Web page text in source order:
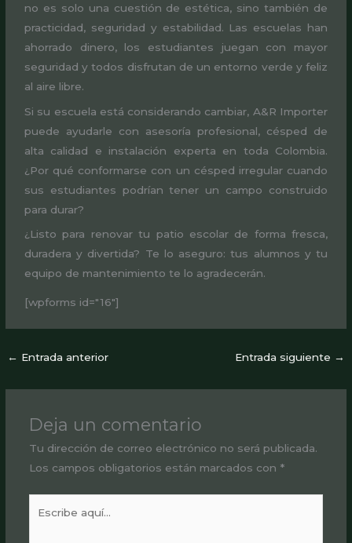
no es solo una cuestión de estética, sino también de
practicidad, seguridad y estabilidad. Las escuelas han
ahorrado dinero, los estudiantes juegan con mayor
seguridad y todos disfrutan de un entorno verde y feliz
al aire libre.
Si su escuela está considerando cambiar, A&R Importer
puede ayudarle con asesoría profesional, césped de
alta calidad e instalación experta en toda Colombia.
¿Por qué conformarse con un césped irregular cuando
sus estudiantes podrían tener un campo construido
para durar?
¿Listo para renovar tu patio escolar de forma fresca,
duradera y divertida? Te lo aseguro: tus alumnos y tu
equipo de mantenimiento te lo agradecerán.
[wpforms id="16"]
← Entrada anterior Entrada siguiente →
Deja un comentario
Tu dirección de correo electrónico no será publicada.
Los campos obligatorios están marcados con *